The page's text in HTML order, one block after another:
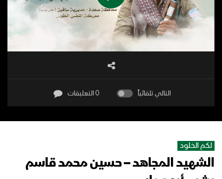
التالي تلقائياً 0 التعليقات
لكم الخلود
الشهيد المجاهد – حسين محمد قاسم